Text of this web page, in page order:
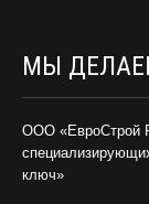
МЫ
ООО «ЕвроСтрой
ключ»